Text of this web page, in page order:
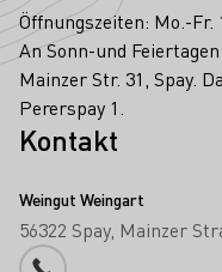
Öffnungszeiten: Mo.-Fr.
An Sonn-und
Mainzer Str. 31, Spay.
Pererspay 1.
Kontakt
Weingut Weingart
56322 Spay Mainzer